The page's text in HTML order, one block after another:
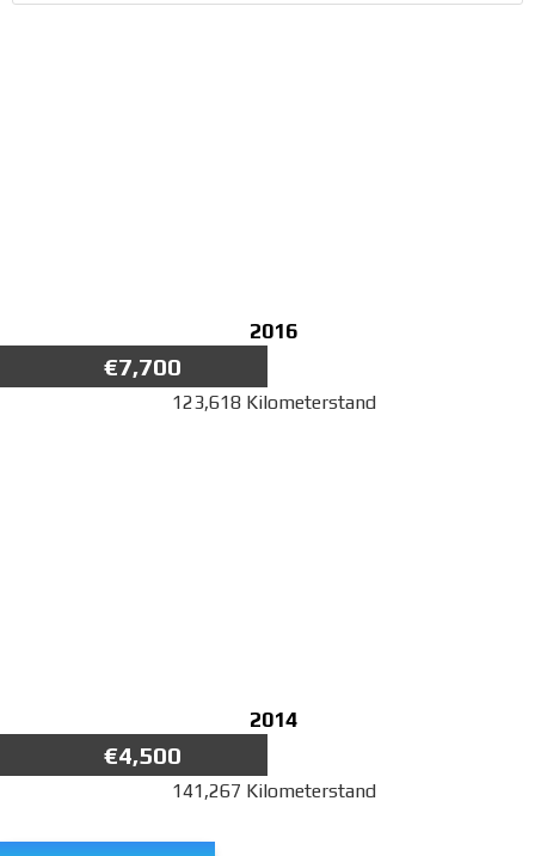
2016
€7,700
123,618 Kilometerstand
2014
€4,500
141,267 Kilometerstand